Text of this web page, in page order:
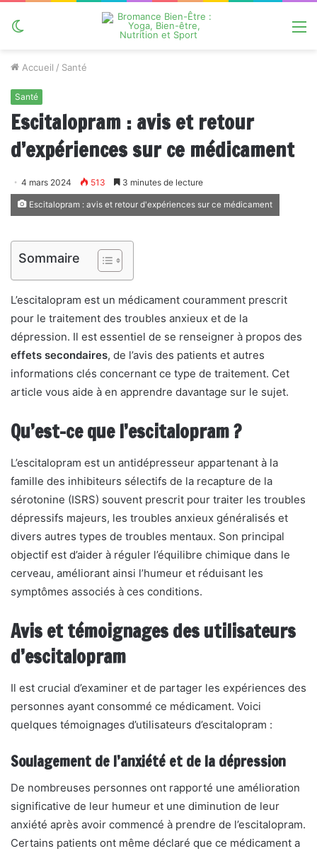
Accueil / Santé
Santé
Escitalopram : avis et retour
d’expériences sur ce médicament
4 mars 2024 513 3 minutes de lecture
Escitalopram : avis et retour d'expériences sur ce médicament
Sommaire
L’escitalopram est un médicament couramment prescrit
pour le traitement des troubles anxieux et de la
dépression. Il est essentiel de se renseigner à propos des
effets secondaires, de l’avis des patients et autres
informations clés concernant ce type de traitement. Cet
article vous aide à en apprendre davantage sur le sujet.
Qu’est-ce que l’escitalopram ?
L’escitalopram est un antidépresseur appartenant à la
famille des inhibiteurs sélectifs de la recapture de la
sérotonine (ISRS) souvent prescrit pour traiter les troubles
dépressifs majeurs, les troubles anxieux généralisés et
divers autres types de troubles mentaux. Son principal
objectif est d’aider à réguler l’équilibre chimique dans le
cerveau, améliorant ainsi l’humeur et réduisant les
symptômes associés à ces conditions.
Avis et témoignages des utilisateurs
d’escitalopram
Il est crucial d’examiner et de partager les expériences des
personnes ayant consommé ce médicament. Voici
quelques témoignages d’utilisateurs d’escitalopram :
Soulagement de l’anxiété et de la dépression
De nombreuses personnes ont rapporté une amélioration
significative de leur humeur et une diminution de leur
anxiété après avoir commencé à prendre de l’escitalopram.
Certains patients ont même déclaré que ce médicament a